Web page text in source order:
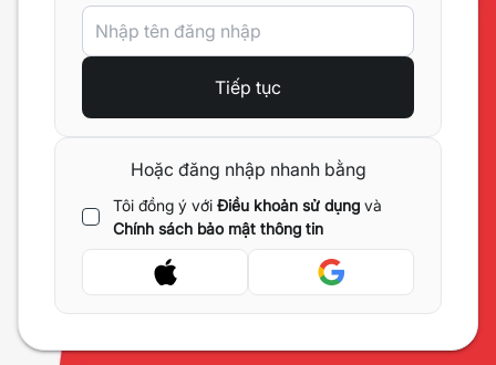
Tiếp tục
Hoặc đăng nhập nhanh bằng
Tôi đồng ý với Điều khoản sử dụng và
Chính sách bảo mật thông tin